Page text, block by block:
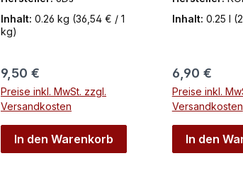
Inhalt: 0.26 kg (36,54 € / 1
kg)
Regulärer Preis:
9,50 €
Preise inkl. MwSt. zzgl.
Versandkosten
In den Warenkorb
Inhalt: 0.25 l
Regulärer
6,90 €
Preise inkl.
Versandkosten
In den